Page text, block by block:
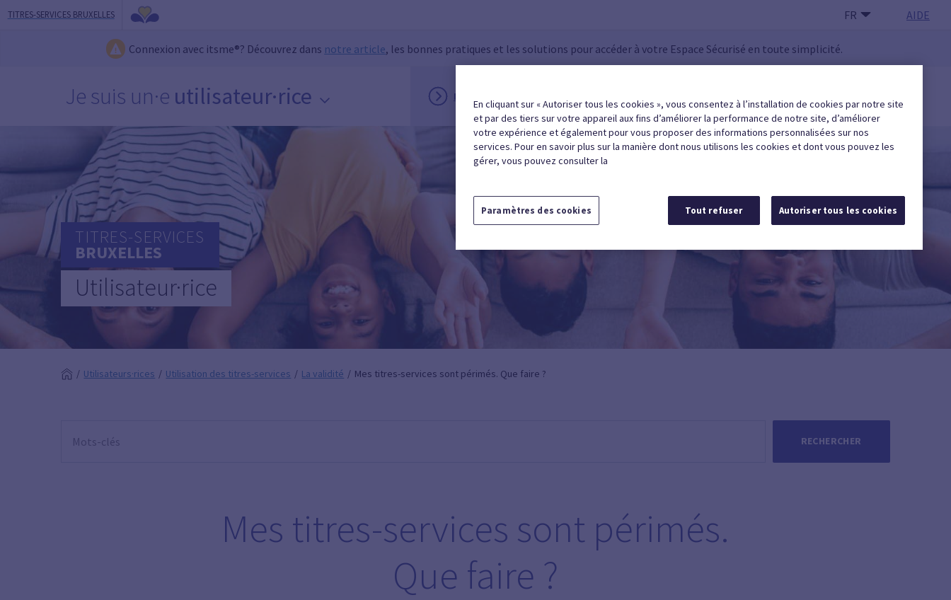
TITRES-SERVICES BRUXELLES FR AIDE
Connexion avec itsme®? Découvrez dans notre article, les bonnes pratiques et les solutions pour accéder à votre Espace Sécurisé en toute simplicité.
Je suis un·e utilisateur·rice INSCRIPTION
Trouver une entreprise agréée
TITRES-SERVICES
BRUXELLES
Utilisateur·rice
Utilisateurs·rices Utilisation des titres-services La validité Mes titres-services sont périmés. Que faire ?
RECHERCHER
Mes titres-services sont périmés.
Que faire ?
En cliquant sur « Autoriser tous les cookies », vous consentez à l’installation de cookies par notre site
et par des tiers sur votre appareil aux fins d’améliorer la performance de notre site, d’améliorer
votre expérience et également pour vous proposer des informations personnalisées sur nos
services. Pour en savoir plus sur la manière dont nous utilisons les cookies et dont vous pouvez les
gérer, vous pouvez consulter la
Paramètres des cookies Tout refuser Autoriser tous les cookies